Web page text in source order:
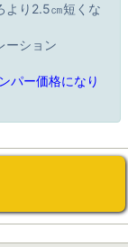
より2.5㎝短くな
ーション
パー価格になり